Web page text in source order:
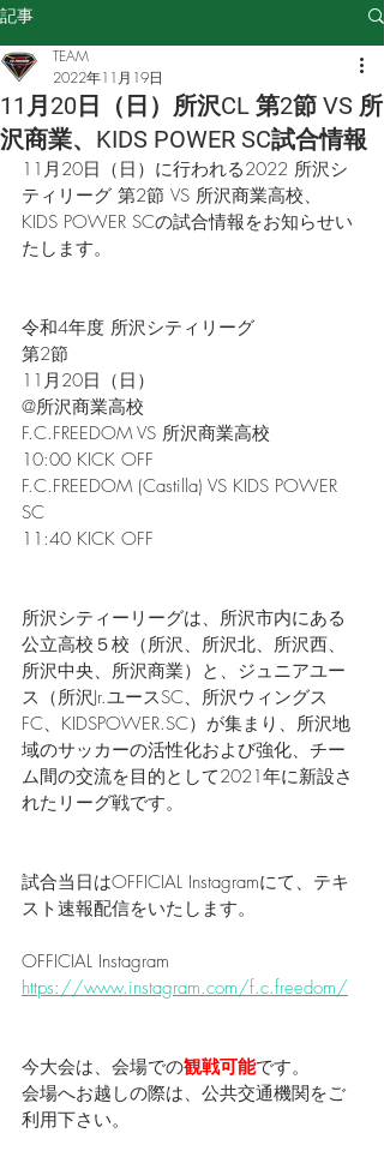
記事
11月20日（日）所沢CL 第2節 VS 所
沢商業、KIDS POWER SC試合情報
TEAM
2022年11月19日
11月20日（日）に行われる2022 所沢シ
ティリーグ 第2節 VS 所沢商業高校、
KIDS POWER SCの試合情報をお知らせい
たします。
令和4年度 所沢シティリーグ
第2節
11月20日（日）
@所沢商業高校
F.C.FREEDOM VS 所沢商業高校
10:00 KICK OFF
F.C.FREEDOM (Castilla) VS KIDS POWER
SC
11:40 KICK OFF
所沢シティーリーグは、所沢市内にある
公立高校５校（所沢、所沢北、所沢西、
所沢中央、所沢商業）と、ジュニアユー
ス（所沢Jr.ユースSC、所沢ウィングス
FC、KIDSPOWER.SC）が集まり、所沢地
域のサッカーの活性化および強化、チー
ム間の交流を目的として2021年に新設さ
れたリーグ戦です。
試合当日はOFFICIAL Instagramにて、テキ
スト速報配信をいたします。
OFFICIAL Instagram
https://www.instagram.com/f.c.freedom/
今大会は、会場での観戦可能です。
会場へお越しの際は、公共交通機関をご
利用下さい。